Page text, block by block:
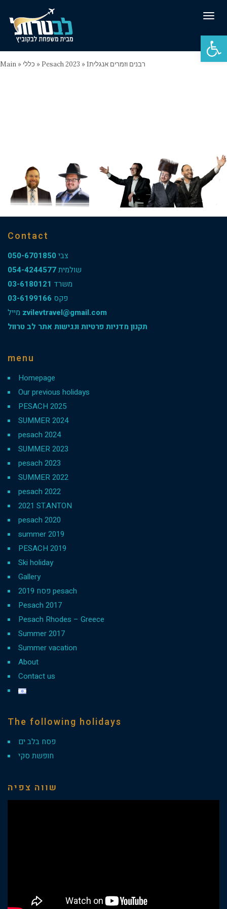
Main » כללי » Pesach 2023 » רבנים וזמרים אנגלית1
Contact
צבי 050-6701850
שולמית054-4244577
משרד 03-6180121
פקס 03-6199166
zvilevtravel@gmail.com
תקנון מדניות פרטיות ונגישות אתר לב טרוול
menu
Homepage
Our previous holidays
PESACH 2025
SUMMER 2024
pesach 2024
SUMMER 2023
pesach 2023
SUMMER 2022
pesach 2022
2021 ST.ANTON
pesach 2020
summer 2019
PESACH 2019
Ski holiday
Gallery
פסח 2019 pesach
Pesach 2017
Pesach Rhodes – Greece
Summer 2017
Summer vacation
About
Contact us
The following holidays
פסח בלב ים
חופשת סקי
שווה צפיה